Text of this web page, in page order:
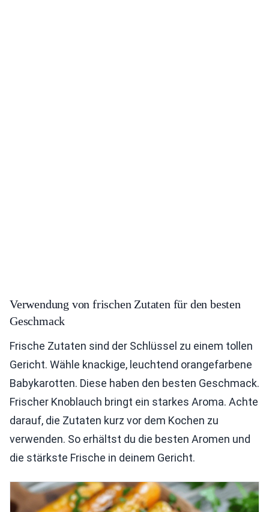
Verwendung von frischen Zutaten für den besten
Geschmack
Frische Zutaten sind der Schlüssel zu einem tollen
Gericht. Wähle knackige, leuchtend orangefarbene
Babykarotten. Diese haben den besten Geschmack.
Frischer Knoblauch bringt ein starkes Aroma. Achte
darauf, die Zutaten kurz vor dem Kochen zu
verwenden. So erhältst du die besten Aromen und
die stärkste Frische in deinem Gericht.